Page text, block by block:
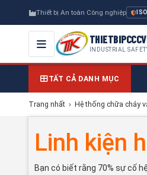
Thiết bị An toàn Công nghiệp
INDUSTRIAL
TẤT CẢ DANH MỤC
Trang nhất › Hệ thống chữa cháy
Linh kiện
Bạn có biết rằng 70% sự cố